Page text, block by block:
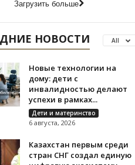
Загрузить больше
НОВОСТИ All
Новые технологии на
дому: дети с
инвалидностью делают
успехи в рамках...
Дети и материнство
6 августа, 2026
Казахстан первым среди
стран СНГ создал единую